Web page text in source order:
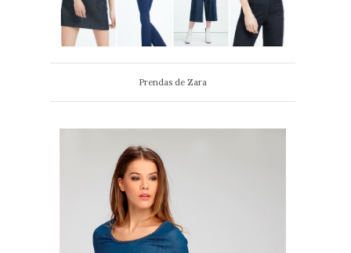
Prendas de Zara